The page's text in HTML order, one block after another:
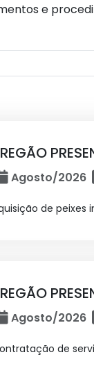
e
Agosto/2026
de peixes
Agosto/2026
de